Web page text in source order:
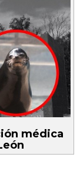
médica